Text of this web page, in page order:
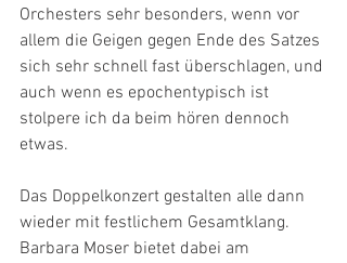
Orchesters sehr besonders, wenn vor
allem die Geigen gegen Ende des Satzes
sich sehr schnell fast überschlagen, und
auch wenn es epochentypisch ist
stolpere ich da beim hören dennoch
etwas.
Das Doppelkonzert gestalten alle dann
wieder mit festlichem Gesamtklang.
Barbara Moser bietet dabei am